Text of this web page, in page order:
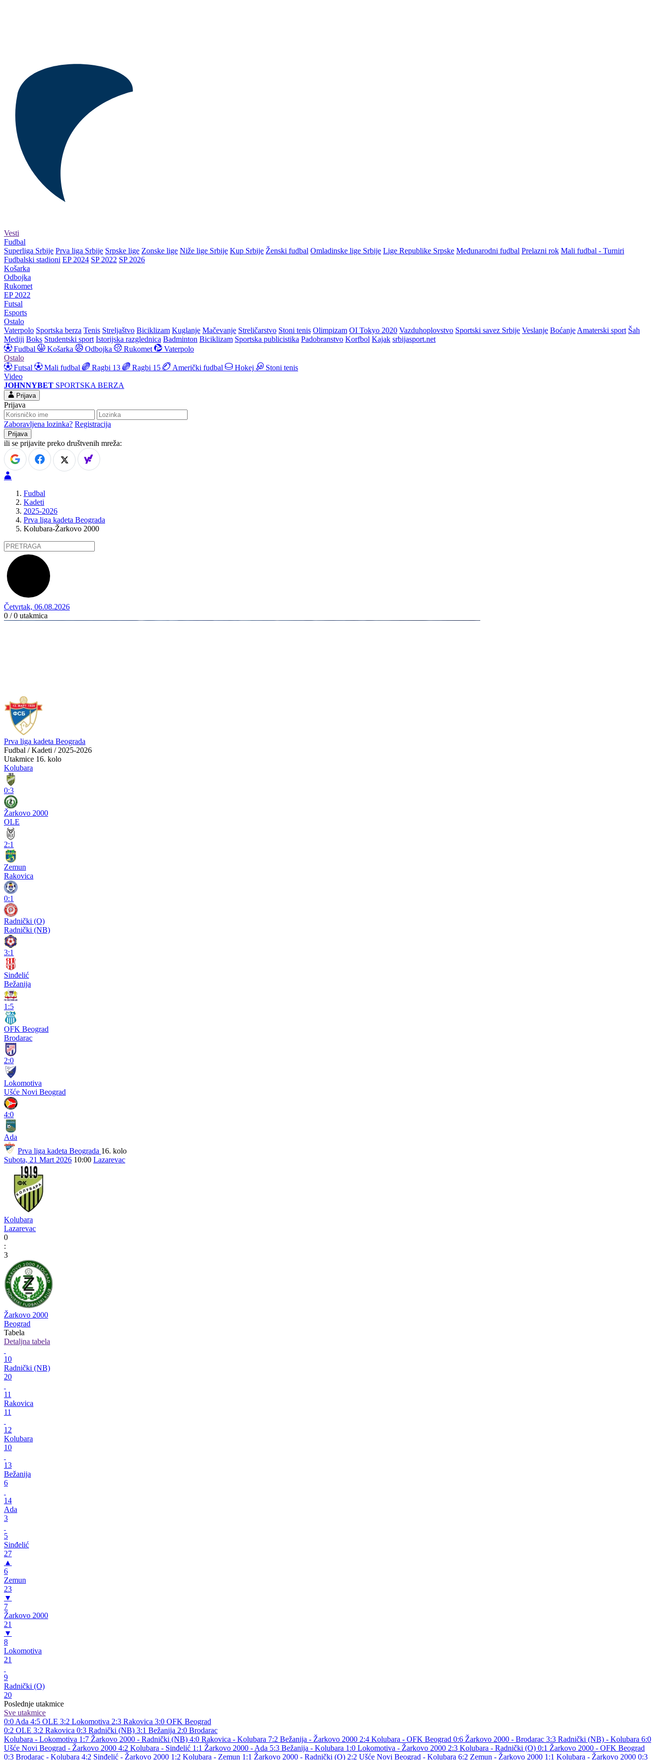
Vesti
Fudbal
Superliga Srbije Prva liga Srbije Srpske lige Zonske lige Niže lige Srbije Kup Srbije Ženski fudbal Omladinske lige Srbije Lige Republike Srpske Međunarodni fudbal Prelazni rok Mali fudbal - Turniri
Fudbalski stadioni EP 2024 SP 2022 SP 2026
Košarka
Odbojka
Rukomet
EP 2022
Futsal
Esports
Ostalo
Vaterpolo Sportska berza Tenis Streljaštvo Biciklizam Kuglanje Mačevanje Streličarstvo Stoni tenis Olimpizam OI Tokyo 2020 Vazduhoplovstvo Sportski savez Srbije Veslanje Boćanje Amaterski sport Šah
Mediji Boks Studentski sport Istorijska razglednica Badminton Biciklizam Sportska publicistika Padobranstvo Korfbol Kajak srbijasport.net
Fudbal
Košarka Odbojka Rukomet
Vaterpolo
Ostalo
Futsal
Mali fudbal Ragbi 13 Ragbi 15 Američki fudbal Hokej
Stoni tenis
Video
JOHNNYBET SPORTSKA BERZA
Prijava
Prijava
Zaboravljena lozinka? Registracija
ili se prijavite preko društvenih mreža:
Fudbal
Kadeti
2025-2026
Prva liga kadeta Beograda
Kolubara-Žarkovo 2000
Četvrtak, 06.08.2026
0 / 0 utakmica
Prva liga kadeta Beograda
Fudbal / Kadeti / 2025-2026
Utakmice 16. kolo
Kolubara
0:3
Žarkovo 2000
OLE
2:1
Zemun
Rakovica
0:1
Radnički (O)
Radnički (NB)
3:1
Sinđelić
Bežanija
1:5
OFK Beograd
Brodarac
2:0
Lokomotiva
Ušće Novi Beograd
4:0
Ada
Prva liga kadeta Beograda 16. kolo
Subota, 21 Mart 2026 10:00 Lazarevac
Kolubara
Lazarevac
0
:
3
Žarkovo 2000
Beograd
Tabela
Detaljna tabela
10
Radnički (NB)
20
11
Rakovica
11
12
Kolubara
10
13
Bežanija
6
14
Ada
3
5
Sinđelić
27
▲
6
Zemun
23
▼
7
Žarkovo 2000
21
▼
8
Lokomotiva
21
9
Radnički (O)
20
Poslednje utakmice
Sve utakmice
0:0 Ada 4:5 OLE 3:2 Lokomotiva 2:3 Rakovica 3:0 OFK Beograd
0:2 OLE 3:2 Rakovica 0:3 Radnički (NB) 3:1 Bežanija 2:0 Brodarac
Kolubara - Lokomotiva 1:7 Žarkovo 2000 - Radnički (NB) 4:0 Rakovica - Kolubara 7:2 Bežanija - Žarkovo 2000 2:4 Kolubara - OFK Beograd 0:6 Žarkovo 2000 - Brodarac 3:3 Radnički (NB) - Kolubara 6:0
Ušće Novi Beograd - Žarkovo 2000 4:2 Kolubara - Sinđelić 1:1 Žarkovo 2000 - Ada 5:3 Bežanija - Kolubara 1:0 Lokomotiva - Žarkovo 2000 2:3 Kolubara - Radnički (O) 0:1 Žarkovo 2000 - OFK Beograd
0:3 Brodarac - Kolubara 4:2 Sinđelić - Žarkovo 2000 1:2 Kolubara - Zemun 1:1 Žarkovo 2000 - Radnički (O) 2:2 Ušće Novi Beograd - Kolubara 6:2 Zemun - Žarkovo 2000 1:1 Kolubara - Žarkovo 2000 0:3